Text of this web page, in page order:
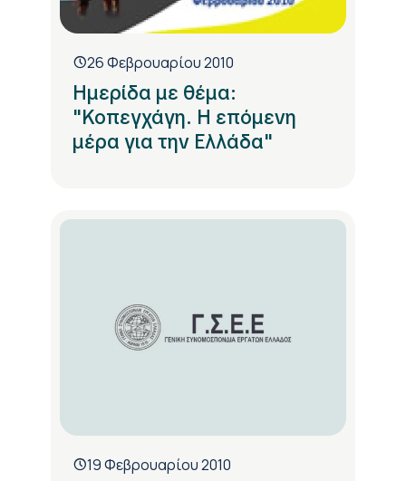
26 Φεβρουαρίου 2010
Ημερίδα με θέμα:
"Κοπεγχάγη. Η επόμενη
μέρα για την Ελλάδα"
19 Φεβρουαρίου 2010